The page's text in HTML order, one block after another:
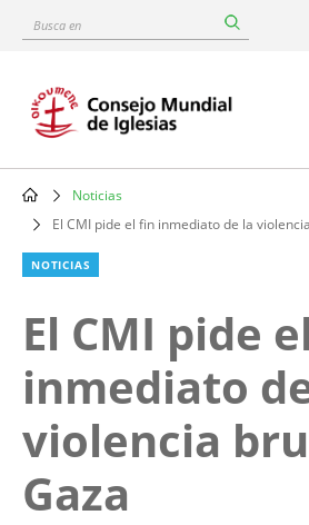
content
Busca
Main
navigation
Breadcrumb
Noticias
El CMI pide el fin inmediato de la
NOTICIAS
El CMI pide
inmediato
violencia
Gaza